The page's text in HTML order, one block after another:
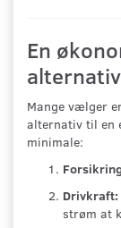
En
Mange vælger
alternativ til en
minimale:
Drivkraft:
strøm at